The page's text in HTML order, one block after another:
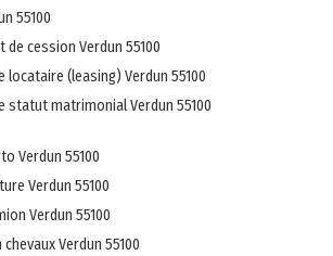
55100
de cession Verdun 55100
locataire (leasing) Verdun 55100
statut matrimonial Verdun 55100
Verdun 55100
Verdun 55100
Verdun 55100
Verdun 55100